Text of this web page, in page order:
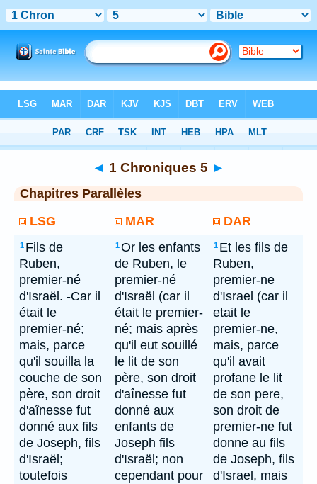
◄ 1 Chroniques 5 ►
Chapitres Parallèles
LSG
MAR DAR
1 Fils de
Ruben,
premier-né
d'Israël. -Car il
était le
premier-né;
mais, parce
qu'il souilla la
couche de son
père, son droit
d'aînesse fut
donné aux fils
de Joseph, fils
d'Israël;
toutefois
1Or les enfants
de Ruben, le
premier-né
d'Israël (car il
était le premier-
né; mais après
qu'il eut souillé
le lit de son
père, son droit
d'aînesse fut
donné aux
enfants de
Joseph fils
d'Israël; non
cependant pour
1 Et les fils de
Ruben,
premier-ne
d'Israel (car il
etait le
premier-ne,
mais, parce
qu'il avait
profane le lit
de son pere,
son droit de
premier-ne fut
donne au fils
de Joseph, fils
d'Israel, mais